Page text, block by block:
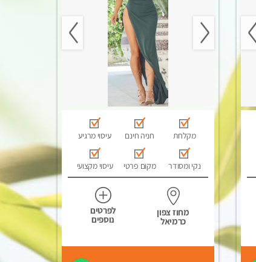
מקלחת חניה חינם עיסוי מרגיע
נקי ומסודר מקום פרטי עיסוי מקצועי
מחוז צפון
כרמיאל
לפרטים
נוספים